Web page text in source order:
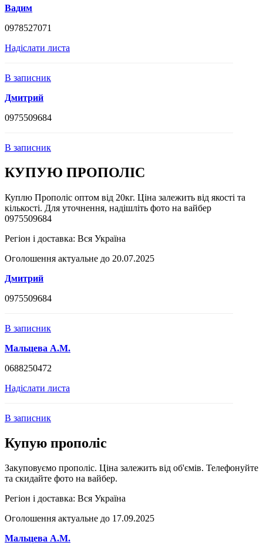
Вадим
0978527071
Надіслати листа
В записник
Дмитрий
0975509684
В записник
КУПУЮ ПРОПОЛІС
Куплю Прополіс оптом від 20кг. Ціна залежить від якості та
кількості. Для уточнення, надішліть фото на вайбер
0975509684
Регіон і доставка: Вся Україна
Оголошення актуальне до 20.07.2025
Дмитрий
0975509684
В записник
Мальцева А.М.
0688250472
Надіслати листа
В записник
Купую прополіс
Закуповуємо прополіс. Ціна залежить від об'ємів. Телефонуйте
та скидайте фото на вайбер.
Регіон і доставка: Вся Україна
Оголошення актуальне до 17.09.2025
Мальцева А.М.